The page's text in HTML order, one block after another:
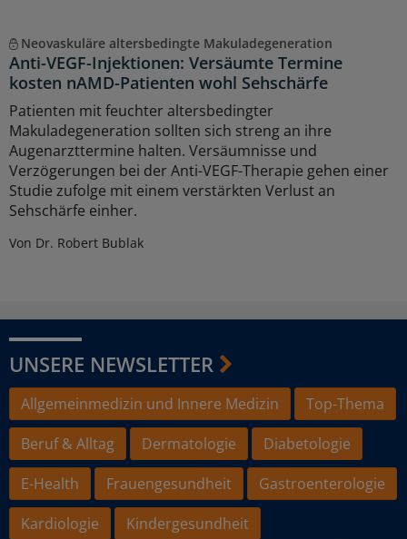
Neovaskuläre altersbedingte Makuladegeneration
Anti-VEGF-Injektionen: Versäumte Termine
kosten nAMD-Patienten wohl Sehschärfe
Patienten mit feuchter altersbedingter
Makuladegeneration sollten sich streng an ihre
Augenarzttermine halten. Versäumnisse und
Verzögerungen bei der Anti-VEGF-Therapie gehen einer
Studie zufolge mit einem verstärkten Verlust an
Sehschärfe einher.
Von Dr. Robert Bublak
UNSERE NEWSLETTER
Allgemeinmedizin und Innere Medizin
Top-Thema
Beruf & Alltag
Dermatologie
Diabetologie
E-Health
Frauengesundheit
Gastroenterologie
Kardiologie
Kindergesundheit